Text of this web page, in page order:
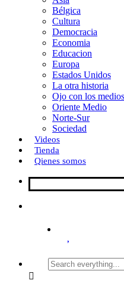
i
r
Bélgica
Cultura
Democracia
Economia
Educacion
Europa
Estados Unidos
La otra historia
Ojo con los medios
Oriente Medio
Norte-Sur
Sociedad
Videos
Tienda
Qienes somos
Search
everything...